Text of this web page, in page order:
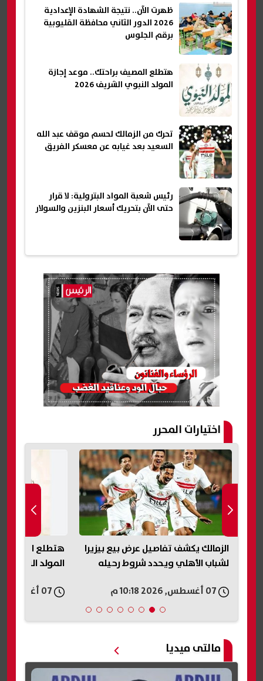
ظهرت الآن.. نتيجة الشهادة الإعدادية
2026 الدور الثاني محافظة القليوبية
برقم الجلوس
هتطلع المصيف براحتك.. موعد إجازة
المولد النبوي الشريف 2026
تحرك من الزمالك لحسم موقف عبد الله
السعيد بعد غيابه عن معسكر الفريق
رئيس شعبة المواد البترولية: لا قرار
حتى الآن بتحريك أسعار البنزين والسولار
اختيارات المحرر
الزمالك يكشف تفاصيل عرض بيع بيزيرا
لشباب الأهلي ويحدد شروط رحيله
هتطلع المصيف
المولد النبوي
مالتى ميديا